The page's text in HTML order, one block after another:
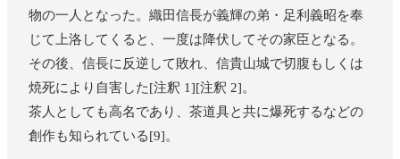
物の一人となった。織田信長が義輝の弟・足利義昭を奉
じて上洛してくると、一度は降伏してその家臣となる。
その後、信長に反逆して敗れ、信貴山城で切腹もしくは
焼死により自害した[注釈 1][注釈 2]。
茶人としても高名であり、茶道具と共に爆死するなどの
創作も知られている[9]。